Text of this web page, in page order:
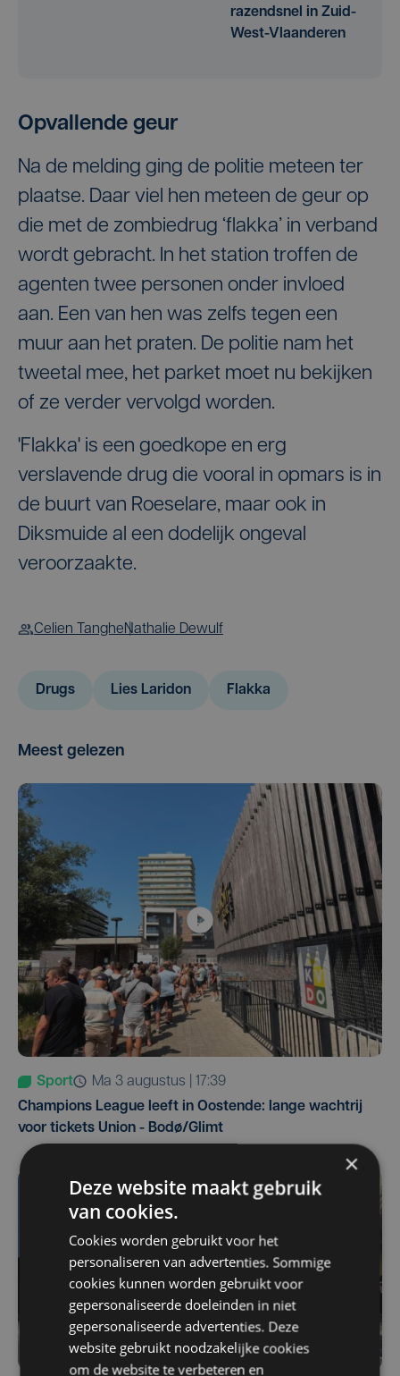
razendsnel in Zuid-
West-Vlaanderen
Opvallende geur
Na de melding ging de politie meteen ter
plaatse. Daar viel hen meteen de geur op
die met de zombiedrug ‘flakka’ in verband
wordt gebracht. In het station troffen de
agenten twee personen onder invloed
aan. Een van hen was zelfs tegen een
muur aan het praten. De politie nam het
tweetal mee, het parket moet nu bekijken
of ze verder vervolgd worden.
'Flakka' is een goedkope en erg
verslavende drug die vooral in opmars is in
de buurt van Roeselare, maar ook in
Diksmuide al een dodelijk ongeval
veroorzaakte.
Celien TangheNathalie Dewulf
Drugs Lies Laridon Flakka
Meest gelezen
Sport
ma 3 augustus | 17:39
Champions League leeft in Oostende: lange wachtrij
voor tickets Union - Bodø/Glimt
×
Deze website maakt gebruik
van cookies.
Cookies worden gebruikt voor het
personaliseren van advertenties. Sommige
cookies kunnen worden gebruikt voor
gepersonaliseerde doeleinden in niet
gepersonaliseerde advertenties. Deze
website gebruikt noodzakelijke cookies
om de website te verbeteren en